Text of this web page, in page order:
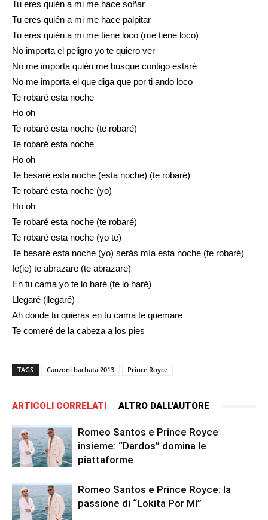
Tu eres quién a mi me hace soñar
Tu eres quién a mi me hace palpitar
Tu eres quién a mi me tiene loco (me tiene loco)
No importa el peligro yo te quiero ver
No me importa quién me busque contigo estaré
No me importa el que diga que por ti ando loco
Te robaré esta noche
Ho oh
Te robaré esta noche (te robaré)
Te robaré esta noche
Ho oh
Te besaré esta noche (esta noche) (te robaré)
Te robaré esta noche (yo)
Ho oh
Te robaré esta noche (te robaré)
Te robaré esta noche (yo te)
Te besaré esta noche (yo) serás mía esta noche (te robaré)
Ie(ie) te abrazare (te abrazare)
En tu cama yo te lo haré (te lo haré)
Llegaré (llegaré)
Ah donde tu quieras en tu cama te quemare
Te comeré de la cabeza a los pies
TAGS Canzoni bachata 2013 Prince Royce
ARTICOLI CORRELATI ALTRO DALL'AUTORE
Romeo Santos e Prince Royce
insieme: “Dardos” domina le
piattaforme
Romeo Santos e Prince Royce: la
passione di “Lokita Por Mí”